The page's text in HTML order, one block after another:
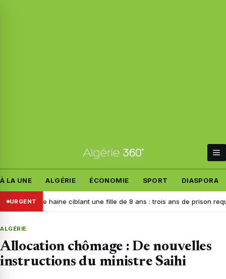
À LA UNE ALGÉRIE ÉCONOMIE SPORT DIASPORA
URGENT
de haine ciblant une fille de 8 ans : trois ans de prison requis contre
ALGÉRIE
Allocation chômage : De nouvelles
instructions du ministre Saihi